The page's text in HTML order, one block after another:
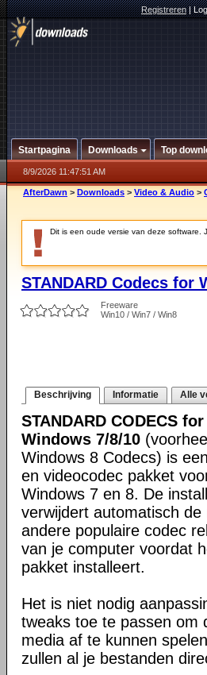
Registreren|
Startpagina Downloads Top
8/9/2026 11:47:51 AM
AfterDawn > Downloads > Video & Audio >
Dit is een oude versie van deze software.
STANDARD Codecs for
Freeware
Win10 / Win7 / Win8
Beschrijving Informatie Alle
STANDARD CODECS for
Windows 7/8/10
Windows 8 Codecs) is
en videocodec pakket
Windows 7 en 8. De
verwijdert automatisch de
andere populaire codec
van je computer voordat
pakket installeert.
Het is niet nodig
tweaks toe te passen om
media af te kunnen
zullen al je bestanden